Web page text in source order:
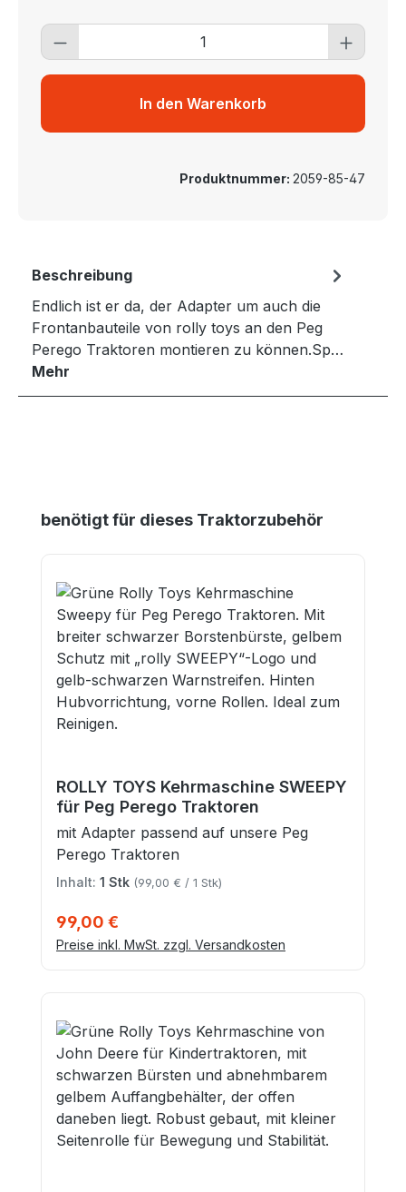
Produkt Anzahl: Gib den
In den Warenkorb
Produktnummer: 2059-85-47
Beschreibung
Endlich ist er da, der Adapter um auch die
Frontanbauteile von rolly toys an den Peg
Perego Traktoren montieren zu können.Sp…
Mehr
Produktgalerie überspringen
benötigt für dieses Traktorzubehör
ROLLY TOYS Kehrmaschine SWEEPY
für Peg Perego Traktoren
mit Adapter passend auf unsere Peg
Perego Traktoren
Inhalt: 1 Stk (99,00 € / 1 Stk)
99,00 €
Preise inkl. MwSt. zzgl. Versandkosten